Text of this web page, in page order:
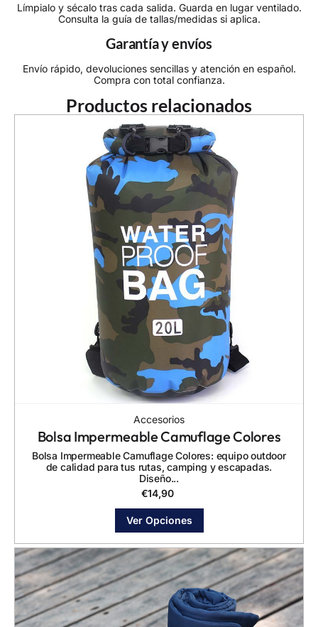
Límpialo y sécalo tras cada salida. Guarda en lugar ventilado.
Consulta la guía de tallas/medidas si aplica.
Garantía y envíos
Envío rápido, devoluciones sencillas y atención en español.
Compra con total confianza.
Productos relacionados
Accesorios
Bolsa Impermeable Camuflage Colores
Bolsa Impermeable Camuflage Colores: equipo outdoor
de calidad para tus rutas, camping y escapadas.
Diseño...
€14,90
Ver Opciones